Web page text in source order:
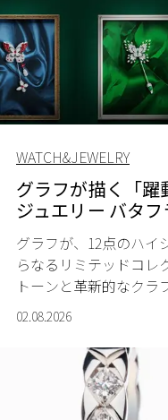
WATCH&JEWELRY
グラフが描く「躍
ジュエリー バタ
グラフが、12点のハイ
らなるリミテッドコレ
トーンと革新的なクラ
ドを象徴するバタフラ
02.08.2026